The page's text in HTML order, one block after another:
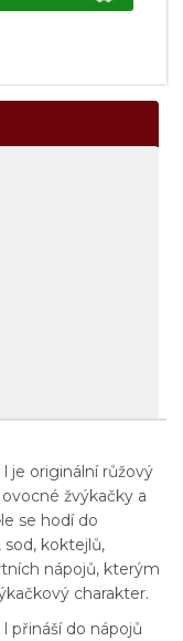
je originální růžový
žvýkačky a
se hodí do
sod, koktejlů,
nápojů, kterým
charakter.
přináší do nápojů